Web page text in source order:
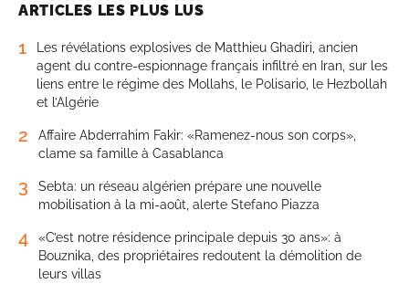
ARTICLES LES PLUS LUS
1
Les révélations explosives de Matthieu Ghadiri, ancien
agent du contre-espionnage français infiltré en Iran, sur les
liens entre le régime des Mollahs, le Polisario, le Hezbollah
et l’Algérie
2
Affaire Abderrahim Fakir: «Ramenez-nous son corps»,
clame sa famille à Casablanca
3
Sebta: un réseau algérien prépare une nouvelle
mobilisation à la mi-août, alerte Stefano Piazza
4
«C’est notre résidence principale depuis 30 ans»: à
Bouznika, des propriétaires redoutent la démolition de
leurs villas